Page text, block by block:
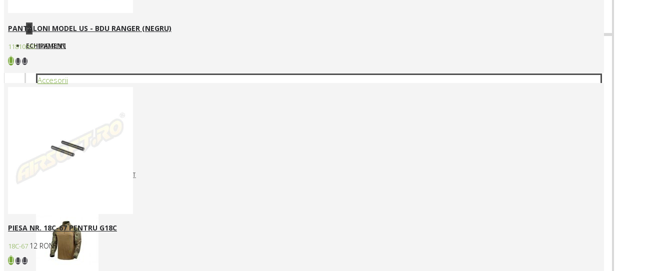
+
ECHIPAMENT
Accesorii
HUSE SI GENTI TRANSPORT
PANTALONI MODEL US - BDU RANGER (NEGRU)
11810002140 RON
PIESA NR. 18C-67 PENTRU G18C
18C-67 12 RON